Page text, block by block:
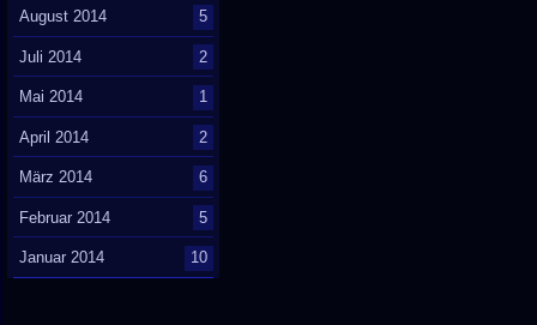
August 2014 5
Juli 2014 2
Mai 2014 1
April 2014 2
März 2014 6
Februar 2014 5
Januar 2014 10